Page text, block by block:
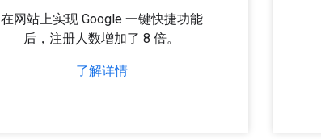
在网站上实现 Google 一键快捷功能
后，注册人数增加了 8 倍。
了解详情